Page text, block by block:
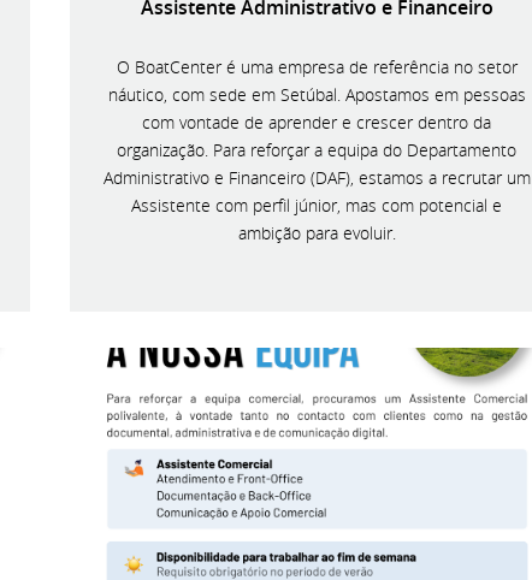
Assistente Administrativo e Financeiro
O BoatCenter é uma empresa de referência no setor
náutico, com sede em Setúbal. Apostamos em pessoas
com vontade de aprender e crescer dentro da
organização. Para reforçar a equipa do Departamento
Administrativo e Financeiro (DAF), estamos a recrutar um
Assistente com perfil júnior, mas com potencial e
ambição para evoluir.